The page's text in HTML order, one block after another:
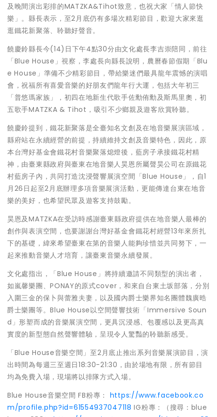
及晚間演出彩排的MATZKA&Tihot致意，也祝大家「情人節快
樂」。縣長表示，至2月底仍有多場次精彩節目，歡迎大家來逛
逛鐵花新聚落、聆聽好聲音。
饒慶鈴縣長今(14)日下午4點30分由文化處長李吉崇陪同，前往
「Blue House」視察，李處長向縣長說明，農曆春節假期「Blu
e House」準備不少精彩節目，帶給樂迷們最具龍年震憾的演唱
會，祝福所有喜愛音樂的好朋友們龍年行大運，包括大年初三
「普悠瑪家族」，初四在地新生代歌手佐勳侑勳及斯馬里奧，初
五歌手MATZKA & Tihot，吸引不少鄉親及遊客欣賞聆聽。
饒慶鈴提到，鐵花新聚落是全臺知名文創及在地音樂展演區域，
縣府站在永續經營的前提，持續維持文創及音樂特色，因此，原
本台灣好基金會鐵花村音樂聚落熄燈後，藍房子承接鐵花村精
神，由臺東縣政府與臺東在地音樂人昊恩所屬聲昊公司在原鐵花
村藍房子內，共同打造沈浸聲響展演空間「Blue House」，自1
月26日起至2月底辦理多項音樂展演活動，更能傳達台東在地音
樂的美好，也希望民眾及遊客支持鼓勵。
昊恩及MATZKA在受訪時感謝臺東縣政府提供在地音樂人最棒的
創作與表演空間，也要謝謝台灣好基金會鐵花村經營13年來所扎
下的基礎，緯來希望臺東在第的音樂人能夠珍惜並共同努下，一
起來推動音樂人才培育，讓臺東音樂永續發展。
文化處指出，「Blue House」將持續邀請不同類型的演出者，
如嵐馨樂團、PONAY的原式cover，和來自台東土坂部落，分別
入圍三金的保卜與蕾雅夫妻，以及國內爵士樂界知名團體魏廣晧
爵士樂團等。Blue House以空間聲響技術「Immersive Soun
d」形塑而成的音樂展演空間，更具沉浸感、包覆感以及更高真
實度的新型態自然聲響體驗，呈現令人驚豔的聆聽新感受。
「Blue House音樂空間」至2月底止推出系列音樂展演節目，演
出時間為每週三至週日18:30-21:30，由於場地有限，所有節目
均為免費入場，現場將以排隊方式入場。
Blue House音樂空間 FB粉專： https://www.facebook.co
m/profile.php?id=61554937047118 IG粉專：（搜尋：blue